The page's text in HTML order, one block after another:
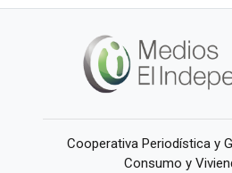
Cooperativa Periodística y
Consumo y